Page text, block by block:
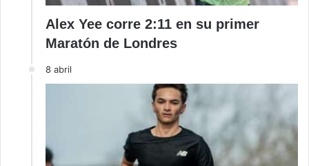
Alex Yee corre 2:11 en su primer
Maratón de Londres
8 abril